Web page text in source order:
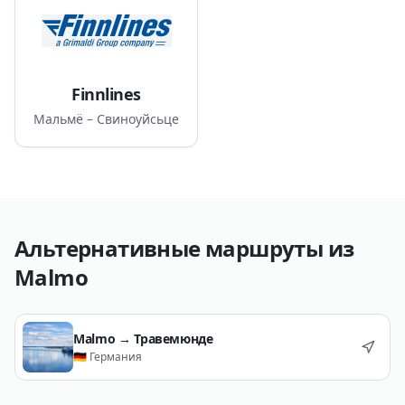
Finnlines
Мальмё – Свиноуйсьце
Альтернативные маршруты из
Malmo
Malmo →Травемюнде
🇩🇪 Германия